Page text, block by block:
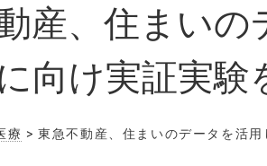
産、住まい
向け実証実験
療 > 東急不動産、住まいのデータを活